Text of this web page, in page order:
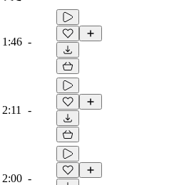
1:46 -
2:11 -
2:00 -